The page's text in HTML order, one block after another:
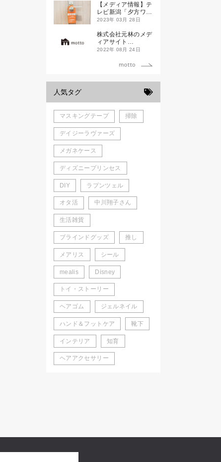
』が2月21日(金)に
新発売！
【メディア情報】テ
レビ新潟「夕方ワイ
ド新潟一番」
2023年 03月 28日
株式会社元林のメデ
ィアサイト
「motto」がローン
2022年 08月 24日
人気タグ
マスキングテープ 掃除
デイジーラヴァーズ
メガネケース
ディズニープリンセス
DIY ラプンツェル
オタ活 中川翔子さん
生活雑貨
ブラインドグッズ 推し
メアリス シール
mealis Disney
トイ・ストーリー
ヘアゴム ジェルネイル
ハンド＆フットケア 靴下
インテリア 知育
ヘアアクセサリー